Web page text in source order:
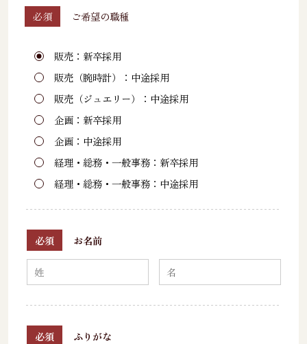
必須 ご希望の職種
販売：新卒採用
販売（腕時計）：中途採用
販売（ジュエリー）：中途採用
企画：新卒採用
企画：中途採用
経理・総務・一般事務：新卒採用
経理・総務・一般事務：中途採用
必須 お名前
必須 ふりがな